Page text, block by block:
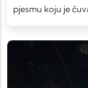
pjesmu koju je